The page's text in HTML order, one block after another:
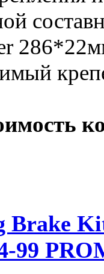
Brake
99